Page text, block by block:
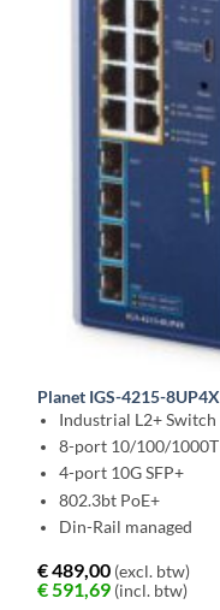
Planet IGS-4215-8UP4X
Industrial L2+ Switch
8-port 10/100/1000T
4-port 10G SFP+
802.3bt PoE+
Din-Rail managed
€489,00 (excl. btw)
€591,69 (incl. btw)